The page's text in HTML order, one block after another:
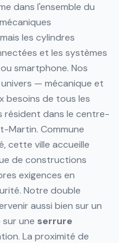
dans l'ensemble du
mécaniques
les cylindres
et les systèmes
smartphone. Nos
— mécanique et
besoins de tous les
résident dans le centre-
Martin. Commune
cette ville accueille
de constructions
exigences en
Notre double
aussi bien sur un
une serrure
La proximité de